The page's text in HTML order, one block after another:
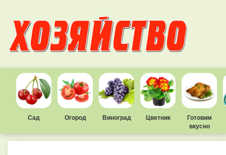
Сад Огород Виноград Цветник
Готовим
вкусно